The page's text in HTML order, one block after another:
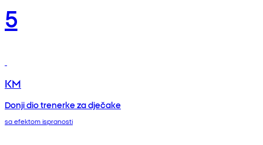
5
KM
Donji dio trenerke za dječake
sa efektom ispranosti